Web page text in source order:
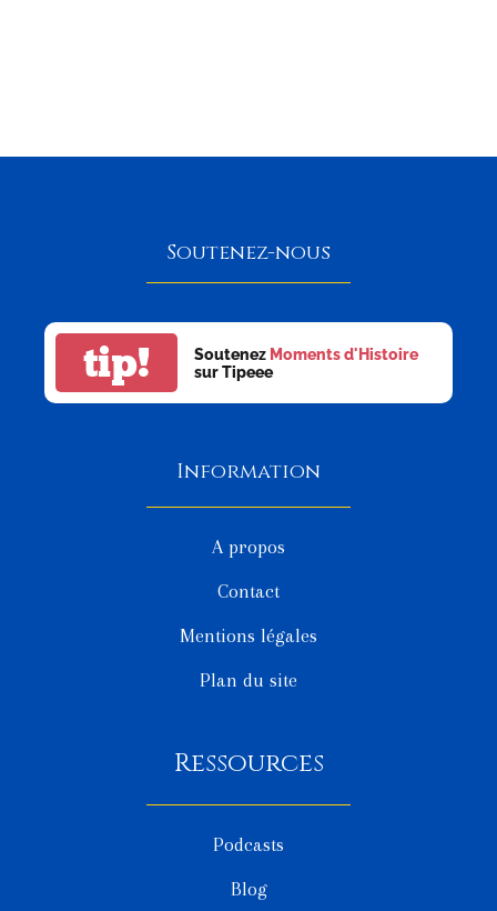
Ressources
Podcasts
Blog
Information
A propos
Contact
Mentions légales
Plan du site
Soutenez-nous
tip! Soutenez Moments d'Histoire
sur Tipeee